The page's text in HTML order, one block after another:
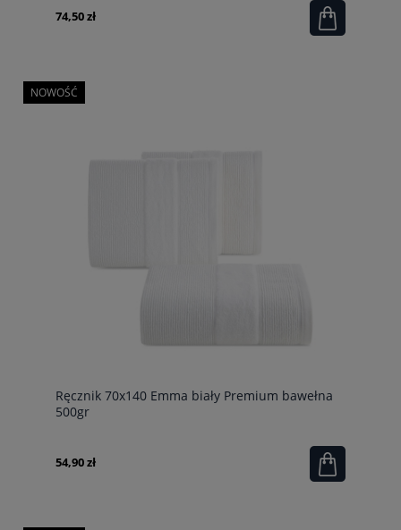
74,50 zł
Ręcznik 70x140 Emma biały Premium bawełna
500gr
54,90 zł
NOWOŚĆ